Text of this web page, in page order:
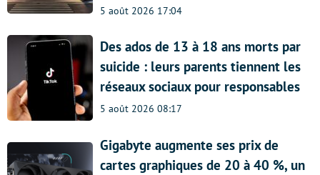
5 août 2026 17:04
Des ados de 13 à 18 ans morts par
suicide : leurs parents tiennent les
réseaux sociaux pour responsables
5 août 2026 08:17
Gigabyte augmente ses prix de
cartes graphiques de 20 à 40 %, un